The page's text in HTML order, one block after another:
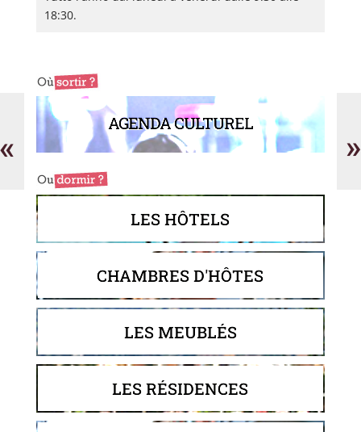
«
Trésor
caché
»
18:30.
AGENDA CULTUREL
LES HÔTELS
CHAMBRES D'HÔTES
LES MEUBLÉS
LES RÉSIDENCES